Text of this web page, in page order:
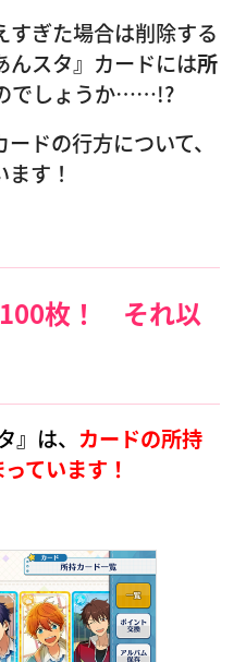
すぎた場合は削除する
んスタ』カードには所
でしょうか……!?
ドの行方について、
す！
枚！ それ以
』は、 カードの所持
ています！